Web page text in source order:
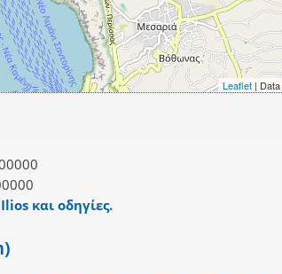
Leaflet| Data
και οδηγίες.